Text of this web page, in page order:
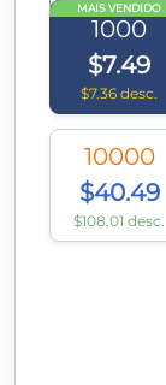
MAIS VENDIDO
1000
$7.49
$7.36 desc.
10000
$40.49
$108.01 desc.